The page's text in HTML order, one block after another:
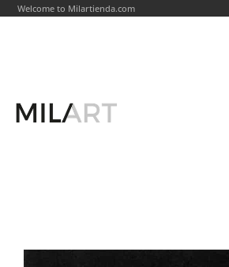
Welcome to Milartienda.com